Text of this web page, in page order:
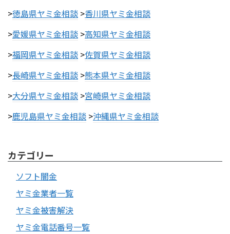
>徳島県ヤミ金相談 >香川県ヤミ金相談
>愛媛県ヤミ金相談 >高知県ヤミ金相談
>福岡県ヤミ金相談 >佐賀県ヤミ金相談
>長崎県ヤミ金相談 >熊本県ヤミ金相談
>大分県ヤミ金相談 >宮崎県ヤミ金相談
>鹿児島県ヤミ金相談 >沖縄県ヤミ金相談
カテゴリー
ソフト闇金
ヤミ金業者一覧
ヤミ金被害解決
ヤミ金電話番号一覧